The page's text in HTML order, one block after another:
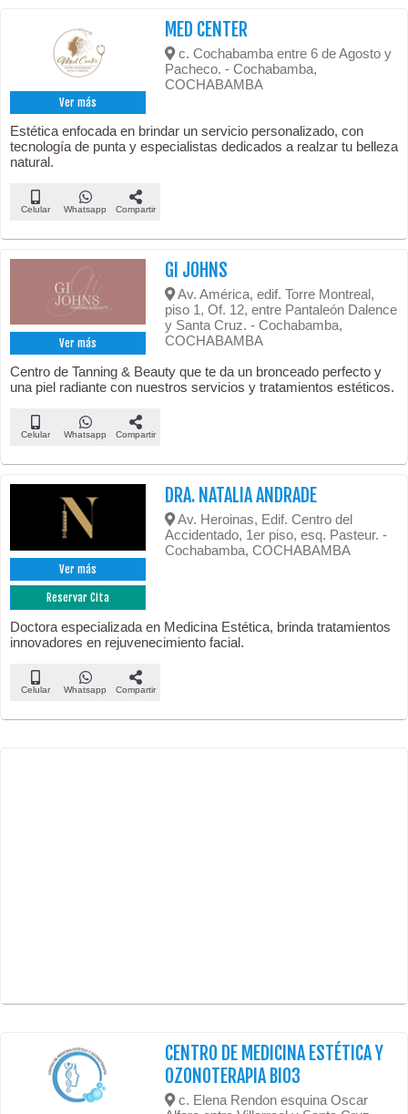
Ver más
MED CENTER
c. Cochabamba entre 6 de Agosto y
Pacheco. - Cochabamba,
COCHABAMBA
Estética enfocada en brindar un servicio personalizado, con
tecnología de punta y especialistas dedicados a realzar tu belleza
natural.
Celular Whatsapp Compartir
Ver más
GI JOHNS
Av. América, edif. Torre Montreal,
piso 1, Of. 12, entre Pantaleón Dalence
y Santa Cruz. - Cochabamba,
COCHABAMBA
Centro de Tanning & Beauty que te da un bronceado perfecto y
una piel radiante con nuestros servicios y tratamientos estéticos.
Celular Whatsapp Compartir
Ver más
Reservar Cita
DRA. NATALIA ANDRADE
Av. Heroinas, Edif. Centro del
Accidentado, 1er piso, esq. Pasteur. -
Cochabamba, COCHABAMBA
Doctora especializada en Medicina Estética, brinda tratamientos
innovadores en rejuvenecimiento facial.
Celular Whatsapp Compartir
CENTRO DE MEDICINA ESTÉTICA Y
OZONOTERAPIA BIO3
c. Elena Rendon esquina Oscar